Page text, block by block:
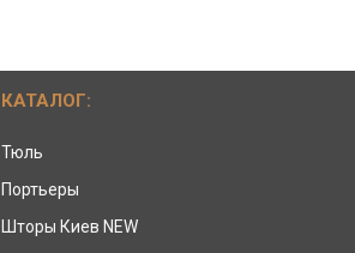
КАТАЛОГ:
Тюль
Портьеры
Шторы Киев NEW